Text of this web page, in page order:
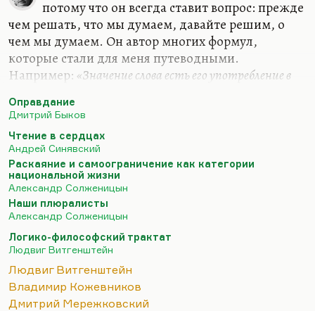
Возрождение» было тоской по Европе, тоской по
мировой культуре.
Разумеется, изначально Советский Союз и
должен был…
потому что он всегда ставит вопрос: прежде
чем решать, что мы думаем, давайте решим, о
чем мы думаем. Он автор многих формул,
которые стали для меня путеводными.
Например: «Значение слова есть его употребление в
важного самого в привычку уходят, ветшают, как
платья»
Витгенштейн их пытается отмыть, по-
самойловски:«Их протирают, как стекло, и в этом
наше ремесло».
Мне из философов ХХ столетия был интересен
Кожев (он же Кожевников). Интересен главным
образом потому, что он первым поставил вопрос,
а не была ли вся репрессивная система…
Оправдание
Дмитрий Быков
Чтение в сердцах
Андрей Синявский
Раскаяние и самоограничение как категории
национальной жизни
Александр Солженицын
Наши плюралисты
Александр Солженицын
Логико-философский трактат
Людвиг Витгенштейн
Людвиг Витгенштейн
Владимир Кожевников
Дмитрий Мережковский